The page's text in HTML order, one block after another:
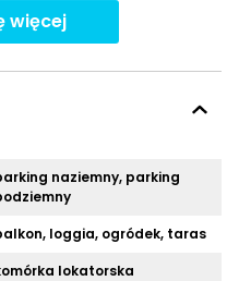
więcej
naziemny, parking
loggia, ogródek, taras
lokatorska